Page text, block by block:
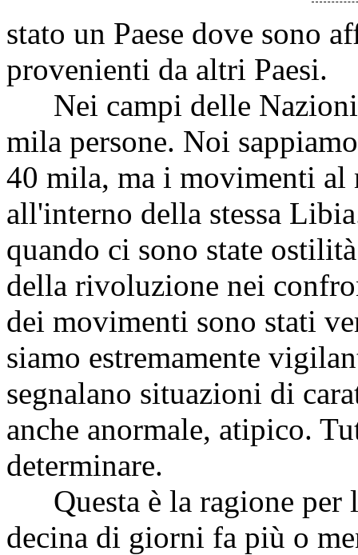
stato un Paese dove sono
provenienti da altri Paesi.
Nei campi delle Nazioni
mila persone. Noi
40 mila, ma i movimenti al
all'interno della stessa
quando ci sono state
della rivoluzione nei
dei movimenti sono stati
siamo estremamente
segnalano situazioni di
anche anormale, atipico.
determinare.
Questa è la ragione per
decina di giorni fa più o